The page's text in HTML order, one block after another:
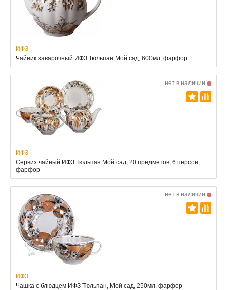
ИФЗ
Чайник заварочный ИФЗ Тюльпан Мой сад, 600мл, фарфор
нет в наличии
ИФЗ
Сервиз чайный ИФЗ Тюльпан Мой сад, 20 предметов, 6 персон,
фарфор
нет в наличии
ИФЗ
Чашка с блюдцем ИФЗ Тюльпан, Мой сад, 250мл, фарфор